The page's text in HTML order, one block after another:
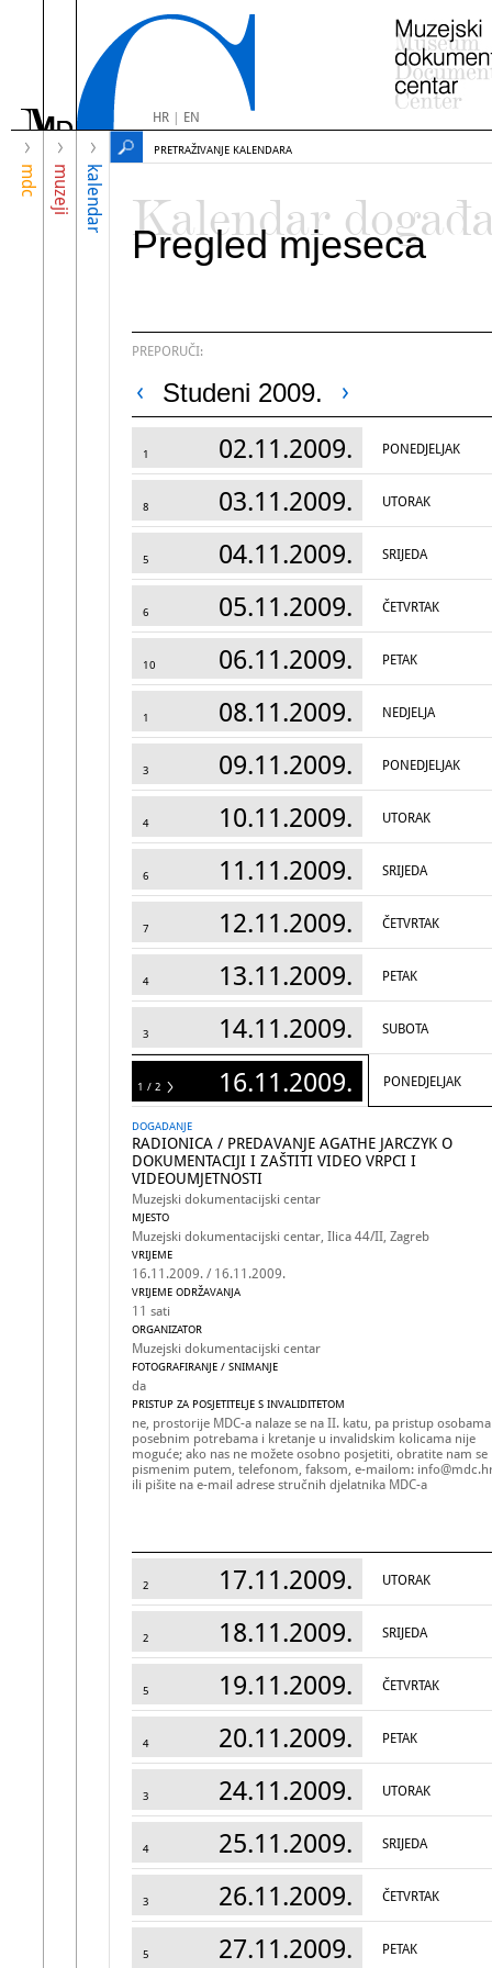
HR| EN
mdc muzeji kalendar
PRETRAŽIVANJE KALENDARA
Kalendar
Pregled mjeseca
PREPORUČI:
Studeni 2009.
1 02.11.2009. PONEDJELJAK
8 03.11.2009. UTORAK
5 04.11.2009. SRIJEDA
6 05.11.2009. ČETVRTAK
10 06.11.2009. PETAK
1 08.11.2009. NEDJELJA
3 09.11.2009. PONEDJELJAK
4 10.11.2009. UTORAK
6 11.11.2009. SRIJEDA
7 12.11.2009. ČETVRTAK
4 13.11.2009. PETAK
3 14.11.2009. SUBOTA
2 16.11.2009. PONEDJELJAK
1 / 2
DOGADANJE
RADIONICA / PREDAVANJE AGATHE JARCZYK O
DOKUMENTACIJI I ZAŠTITI VIDEO VRPCI I
VIDEOUMJETNOSTI
Muzejski dokumentacijski centar
MJESTO
Muzejski dokumentacijski centar, Ilica 44/II, Zagreb
VRIJEME
16.11.2009. / 16.11.2009.
VRIJEME ODRŽAVANJA
11 sati
ORGANIZATOR
Muzejski dokumentacijski centar
FOTOGRAFIRANJE / SNIMANJE
da
PRISTUP ZA POSJETITELJE S INVALIDITETOM
ne, prostorije MDC-a nalaze se na II. katu, pa pristup osobama
posebnim potrebama i kretanje u invalidskim kolicama nije
moguće; ako nas ne možete osobno posjetiti, obratite nam se
pismenim putem, telefonom, faksom, e-mailom:
ili pišite na e-mail adrese stručnih djelatnika MDC-a
2 17.11.2009. UTORAK
2 18.11.2009. SRIJEDA
5 19.11.2009. ČETVRTAK
4 20.11.2009. PETAK
3 24.11.2009. UTORAK
4 25.11.2009. SRIJEDA
3 26.11.2009. ČETVRTAK
5 27.11.2009. PETAK